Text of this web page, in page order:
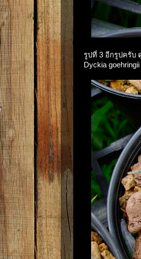
รูปที่ 3 อีกรูปครับ
Dyckia